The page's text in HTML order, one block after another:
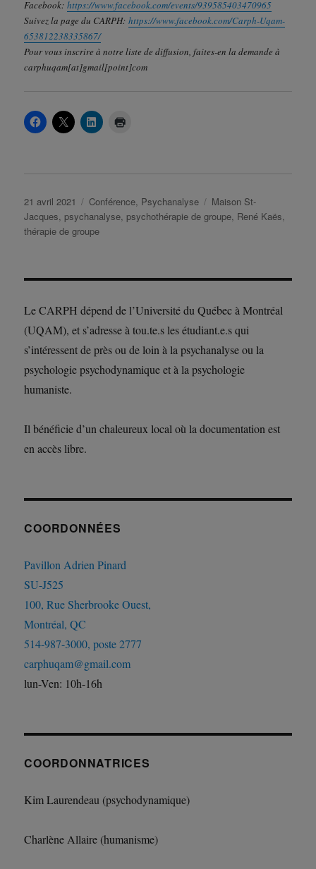
Facebook:https://www.facebook.com/events/939585403470965
Suivez la page du CARPH:https://www.facebook.com/Carph-Uqam-
653812238335867/
Pour vous inscrire à notre liste de diffusion, faites-en la demande à
carphuqam[at]gmail[point]com
Publié
le
21 avril 2021 Catégories
Conférence Psychanalyse Étiquettes
Maison St-
Jacques psychanalyse psychothérapie de groupe René Kaës
thérapie de groupe
Le CARPH dépend de l’Université du Québec à Montréal
(UQAM), et s’adresse à tou.te.s les étudiant.e.s qui
s’intéressent de près ou de loin à la psychanalyse ou la
psychologie psychodynamique et à la psychologie
humaniste.
Il bénéficie d’un chaleureux local où la documentation est
en accès libre.
COORDONNÉES
Pavillon Adrien Pinard
SU-J525
100, Rue Sherbrooke Ouest,
Montréal, QC
514-987-3000, poste 2777
carphuqam@gmail.com
lun-Ven: 10h-16h
COORDONNATRICES
Kim Laurendeau (psychodynamique)
Charlène Allaire (humanisme)